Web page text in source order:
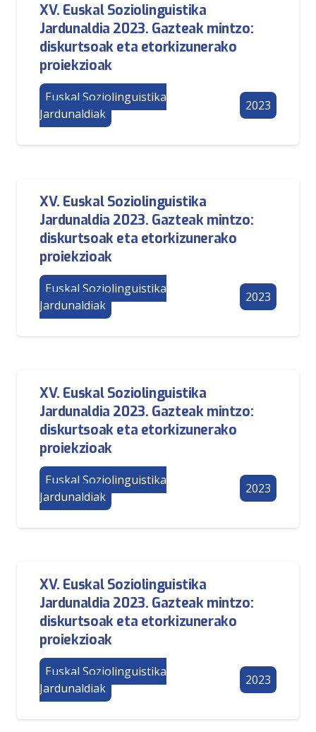
XV. Euskal Soziolinguistika
Jardunaldia 2023. Gazteak mintzo:
diskurtsoak eta etorkizunerako
proiekzioak
Euskal Soziolinguistika
Jardunaldiak
2023
XV. Euskal Soziolinguistika
Jardunaldia 2023. Gazteak mintzo:
diskurtsoak eta etorkizunerako
proiekzioak
Euskal Soziolinguistika
Jardunaldiak
2023
XV. Euskal Soziolinguistika
Jardunaldia 2023. Gazteak mintzo:
diskurtsoak eta etorkizunerako
proiekzioak
Euskal Soziolinguistika
Jardunaldiak
2023
XV. Euskal Soziolinguistika
Jardunaldia 2023. Gazteak mintzo:
diskurtsoak eta etorkizunerako
proiekzioak
Euskal Soziolinguistika
Jardunaldiak
2023